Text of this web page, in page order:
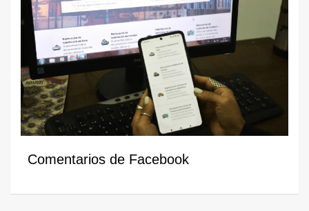
Comentarios de Facebook